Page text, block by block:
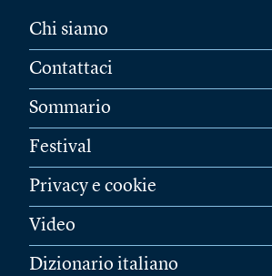
Chi siamo
Contattaci
Sommario
Festival
Privacy e cookie
Video
Dizionario italiano